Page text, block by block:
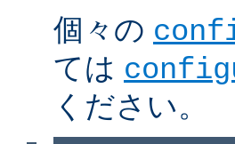
個々の
ては
ください。